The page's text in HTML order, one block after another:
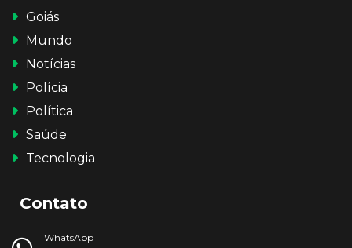
Goiás
Mundo
Notícias
Polícia
Política
Saúde
Tecnologia
Contato
WhatsApp